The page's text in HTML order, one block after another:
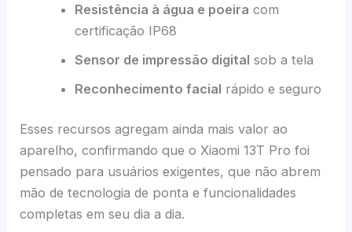
Resistência à água e poeira com
certificação IP68
Sensor de impressão digital sob a tela
Reconhecimento facial rápido e seguro
Esses recursos agregam ainda mais valor ao
aparelho, confirmando que o Xiaomi 13T Pro foi
pensado para usuários exigentes, que não abrem
mão de tecnologia de ponta e funcionalidades
completas em seu dia a dia.